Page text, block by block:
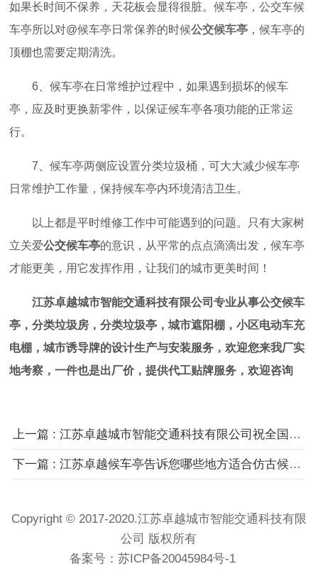
如果长时间不保养，天花板会显得很脏。候车亭，公交车候
车亭所以对@候车亭日常保养的时候公交候车亭 ，候车亭的
顶棚也需要定期清洗。
6、候车亭在日常维护过程中，如果遇到损坏的候车
亭，应及时更换新零件，以保证候车亭各项功能的正常运
行。
7、候车亭两侧应设置分类垃圾桶，可大大减少候车亭
日常维护工作量，保持候车亭内环境清洁卫生。
以上都是平时维修工作中可能遇到的问题。只有大家树
立关爱公交候车亭的意识，从平常的点点滴滴出发，候车亭
才能更美，用它发挥作用，让我们的城市更美时间！
江苏卓越城市智能交通科技有限公司专业从事公交候车
亭，分类垃圾房，分类垃圾亭，城市遮阳棚，小区电动车充
电棚，城市诱导牌的设计生产与安装服务，欢迎您来我厂实
地考察，一件也是出厂价，提供代工贴牌服务，欢迎咨询
上一篇 : 江苏卓越城市智能交通科技有限公司祝全国新老客户新春快乐
下一篇 : 江苏卓越候车亭告诉您哪些地方适合仿古候车亭安装
Copyright © 2017-2020.江苏卓越城市智能交通科技有限
公司 版权所有
备案号：苏ICP备20045984号-1